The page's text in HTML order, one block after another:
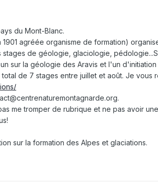
du Mont-Blanc.
agréée organisme de formation)
de géologie, glaciologie,
sur la géologie des Aravis et l'un
de 7 stages entre juillet et août. Je vous
me tromper de rubrique et ne pas avoir
sur la formation des Alpes et glaciations.